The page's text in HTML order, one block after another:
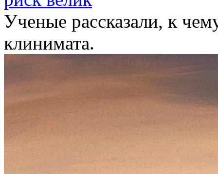
Ученые рассказали, к
клинимата.